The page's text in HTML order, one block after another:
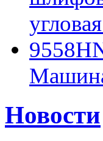
Новости